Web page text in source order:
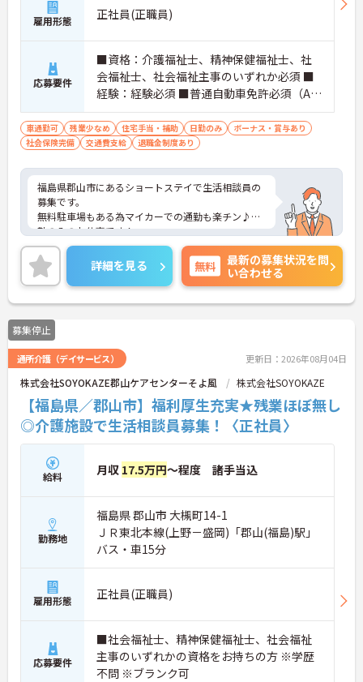
雇用形態 正社員(正職員)
応募要件
■資格：介護福祉士、精神保健福祉士、社
会福祉士、社会福祉主事のいずれか必須 ■
経験：経験必須 ■普通自動車免許必須（AT
限定可）
車通勤可 残業少なめ 住宅手当・補助 日勤のみ
ボーナス・賞与あり
社会保険完備
交通費支給 退職金制度あり
福島県郡山市にあるショートステイで生活相談員の
募集です。
無料駐車場もある為マイカーでの通勤も楽チン♪日
勤のみのお仕事です！
賞与があり、住宅手当といった各種手当も充実して
いるのは嬉しいポイントです◎
研修制度もあるため働きながら自分のスキルアップ
もできます！
こちらの求人にご興味がございましたら面接のポイ
ントもお伝えしますので是非ご応募お待ちしており
ます。
詳細を見る 無料
最新の募集状況を問
い合わせる
募集停止
通所介護（デイサービス） 更新日：2026年08月04日
株式会社SOYOKAZE郡山ケアセンターそよ風 株式会社SOYOKAZE
【福島県／郡山市】福利厚生充実★残業ほぼ無し
◎介護施設で生活相談員募集！〈正社員〉
給料 月収 17.5万円～程度 諸手当込
勤務地
福島県 郡山市 大槻町14-1
ＪＲ東北本線(上野－盛岡)「郡山(福島)駅」
バス・車15分
雇用形態 正社員(正職員)
応募要件
■社会福祉士、精神保健福祉士、社会福祉
主事のいずれかの資格をお持ちの方 ※学歴
不問 ※ブランク可